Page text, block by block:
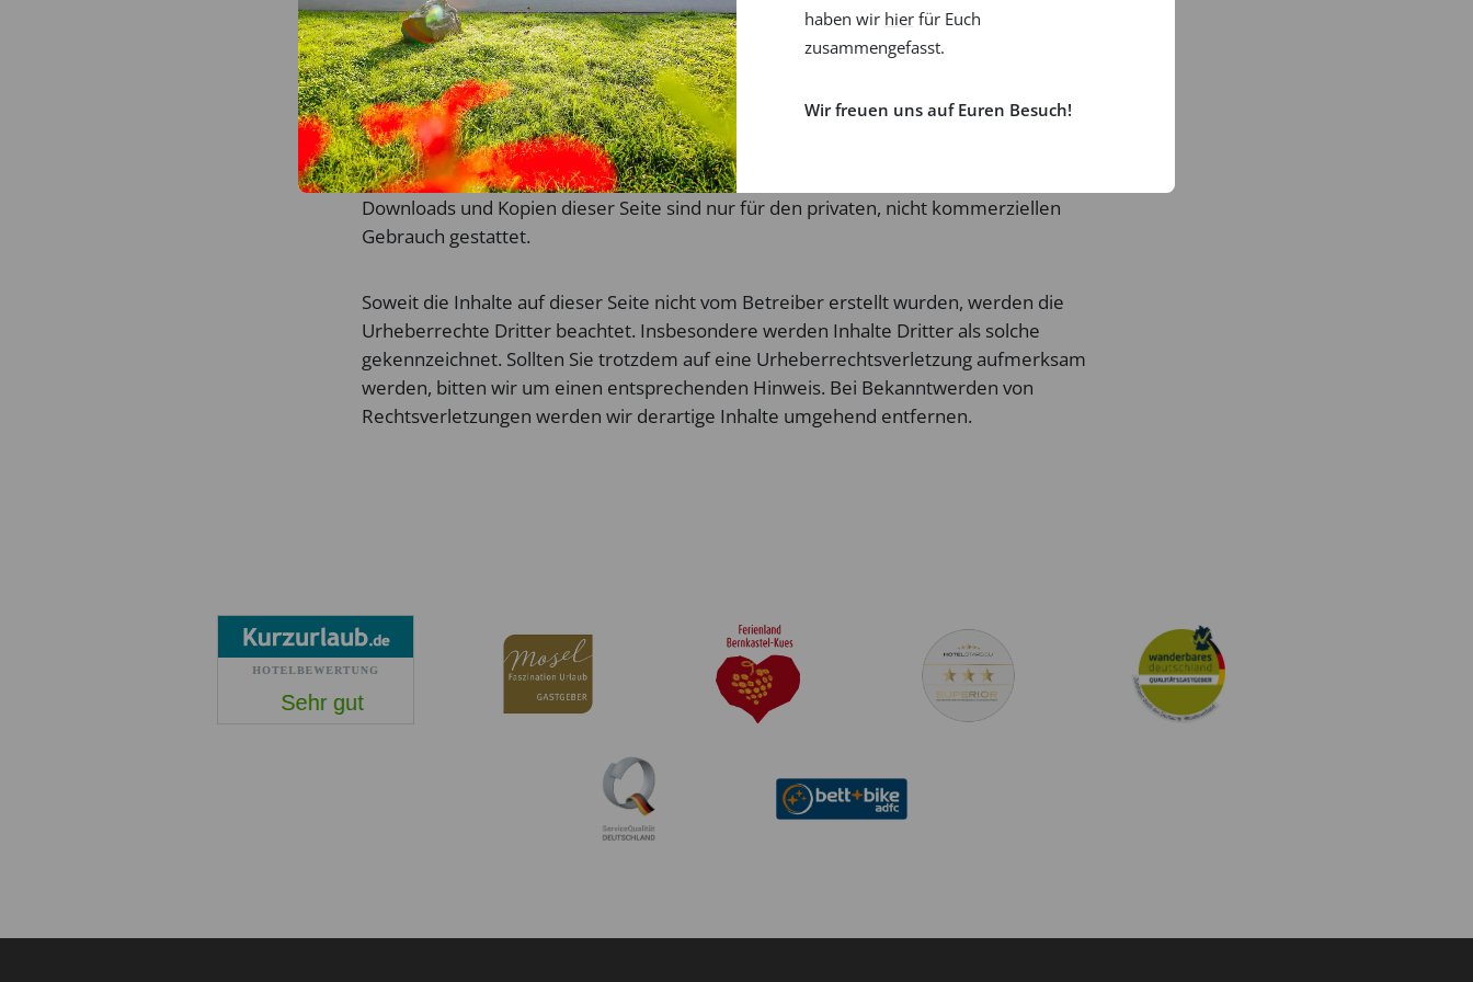
Urheberrecht
Die durch die Seitenbetreiber erstellten Inhalte und Werke auf diesen Seiten
unterliegen dem deutschen Urheberrecht. Die Vervielfältigung, Bearbeitung,
Verbreitung und jede Art der Verwertung außerhalb der Grenzen des Urheberrechtes
bedürfen der schriftlichen Zustimmung des jeweiligen Autors bzw. Erstellers.
Downloads und Kopien dieser Seite sind nur für den privaten, nicht kommerziellen
Gebrauch gestattet.
Soweit die Inhalte auf dieser Seite nicht vom Betreiber erstellt wurden, werden die
Urheberrechte Dritter beachtet. Insbesondere werden Inhalte Dritter als solche
gekennzeichnet. Sollten Sie trotzdem auf eine Urheberrechtsverletzung aufmerksam
werden, bitten wir um einen entsprechenden Hinweis. Bei Bekanntwerden von
Rechtsverletzungen werden wir derartige Inhalte umgehend entfernen.
haben wir hierfür Euch
zusammengefasst.
Wir freuen uns auf Euren Besuch!